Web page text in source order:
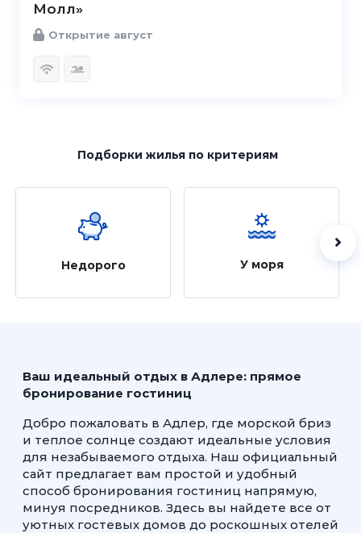
Молл»
Открытие август
Подборки жильяпо критериям
Недорого У моря
Ваш идеальный отдых в Адлере: прямое
бронирование гостиниц
Добро пожаловать в Адлер, где морской бриз
и теплое солнце создают идеальные условия
для незабываемого отдыха. Наш официальный
сайт предлагает вам простой и удобный
способ бронирования гостиниц напрямую,
минуя посредников. Здесь вы найдете все от
уютных гостевых домов до роскошных отелей